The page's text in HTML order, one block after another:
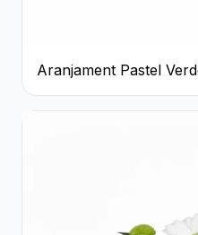
Aranjament Pastel
Galben Pal